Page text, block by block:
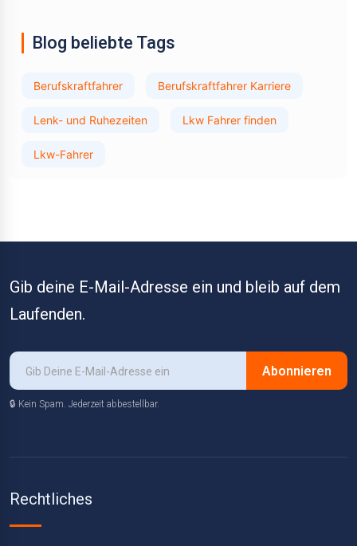
Blog beliebte Tags
Berufskraftfahrer Berufskraftfahrer Karriere
Lenk- und Ruhezeiten Lkw Fahrer finden
Lkw-Fahrer
Gib deine E-Mail-Adresse ein und bleib auf dem
Laufenden.
Abonnieren
🔒 Kein Spam. Jederzeit abbestellbar.
Rechtliches